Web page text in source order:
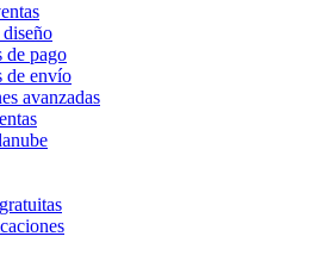
de pago
de envío
avanzadas